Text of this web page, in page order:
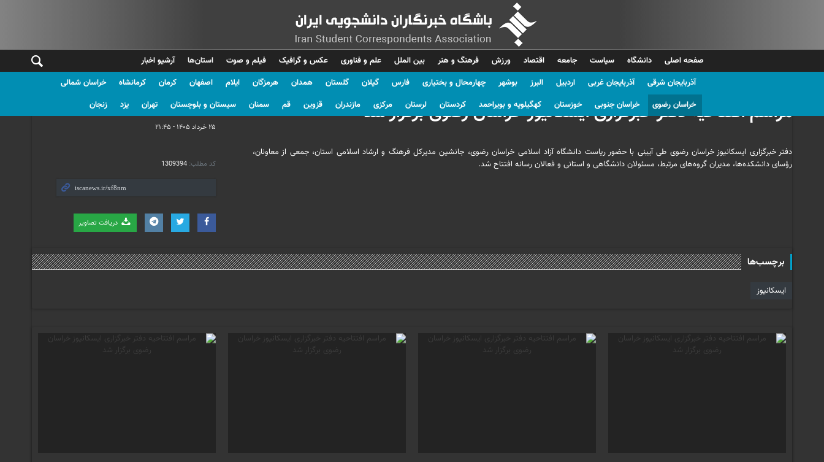
صفحه اصلی دانشگاه سیاست جامعه اقتصاد ورزش فرهنگ و هنر بین الملل علم و فناوری عکس و گرافیک فیلم و صوت
استان‌ها
آذربایجان شرقی
آذربایجان غربی اردبیل البرز بوشهر چهارمحال و بختیاری فارس گیلان گلستان همدان هرمزگان ایلام اصفهان کرمان کرمانشاه
خراسان شمالی
خراسان رضوی
خراسان جنوبی خوزستان کهگیلویه و بویراحمد کردستان لرستان مرکزی مازندران قزوین قم سمنان سیستان و بلوچستان تهران یزد زنجان
آرشیو اخبار
استان خراسان رضوی
۲۵ خرداد ۱۴۰۵ - ۲۱:۴۵
کد مطلب: 1309394
دریافت تصاویر
مراسم افتتاحیه دفتر خبرگزاری ایسکانیوز خراسان رضوی برگزار شد
دفتر خبرگزاری ایسکانیوز خراسان رضوی طی آیینی با حضور ریاست دانشگاه آزاد اسلامی خراسان رضوی، جانشین مدیرکل فرهنگ و ارشاد اسلامی استان، جمعی از معاونان،
رؤسای دانشکده‌ها، مدیران گروه‌های مرتبط، مسئولان دانشگاهی و استانی و فعالان رسانه افتتاح شد.
برچسب‌ها
ایسکانیوز